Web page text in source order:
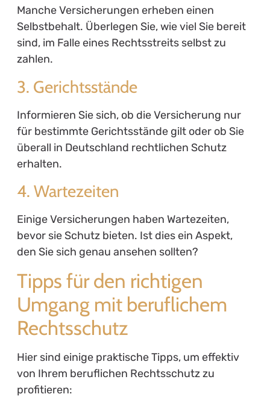
Manche Versicherungen erheben einen
Selbstbehalt. Überlegen Sie, wie viel Sie bereit
sind, im Falle eines Rechtsstreits selbst zu
zahlen.
3. Gerichtsstände
Informieren Sie sich, ob die Versicherung nur
für bestimmte Gerichtsstände gilt oder ob Sie
überall in Deutschland rechtlichen Schutz
erhalten.
4. Wartezeiten
Einige Versicherungen haben Wartezeiten,
bevor sie Schutz bieten. Ist dies ein Aspekt,
den Sie sich genau ansehen sollten?
Tipps für den richtigen
Umgang mit beruflichem
Rechtsschutz
Hier sind einige praktische Tipps, um effektiv
von Ihrem beruflichen Rechtsschutz zu
profitieren: